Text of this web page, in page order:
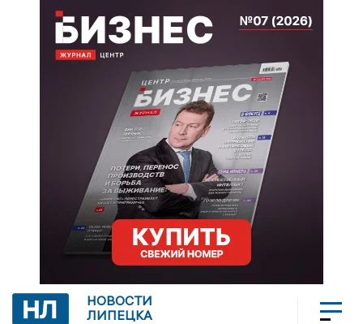
НОВОСТИ
ЛИПЕЦКА